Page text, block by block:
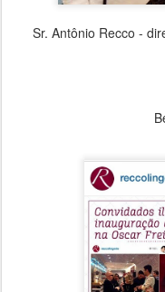
Sr. Antônio Recco -